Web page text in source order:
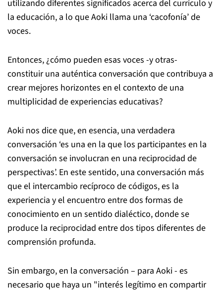
utilizando diferentes significados acerca del currículo y
la educación, a lo que Aoki llama una ‘cacofonía’ de
voces.
Entonces, ¿cómo pueden esas voces -y otras-
constituir una auténtica conversación que contribuya a
crear mejores horizontes en el contexto de una
multiplicidad de experiencias educativas?
Aoki nos dice que, en esencia, una verdadera
conversación ‘es una en la que los participantes en la
conversación se involucran en una reciprocidad de
perspectivas’. En este sentido, una conversación más
que el intercambio recíproco de códigos, es la
experiencia y el encuentro entre dos formas de
conocimiento en un sentido dialéctico, donde se
produce la reciprocidad entre dos tipos diferentes de
comprensión profunda.
Sin embargo, en la conversación – para Aoki - es
necesario que haya un "interés legítimo en compartir